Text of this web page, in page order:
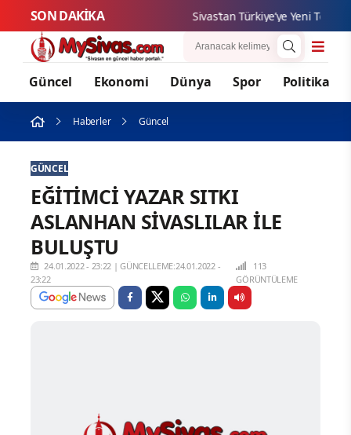
SON DAKİKA Sivas’tan Türkiye’ye Yeni Teknoloji
Güncel Ekonomi Dünya Spor Politika
Haberler Güncel
GÜNCEL
EĞİTİMCİ YAZAR SITKI
ASLANHAN SİVASLILAR İLE
BULUŞTU
24.01.2022 - 23:22 |GÜNCELLEME:24.01.2022 -
23:22
113
GÖRÜNTÜLEME